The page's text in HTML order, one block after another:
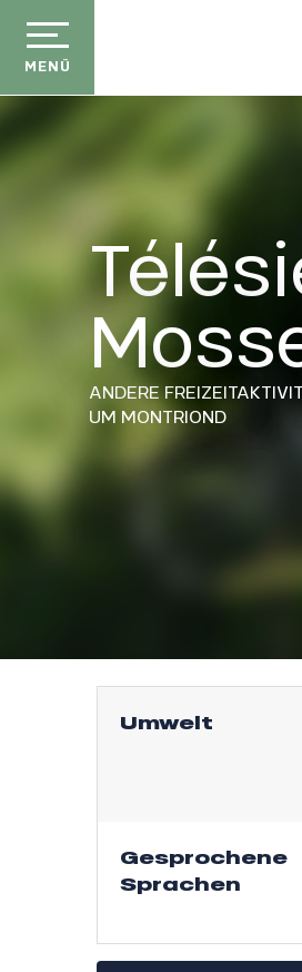
contenu
principal
MENÜ
ANDERE
UM MONTRIOND
Umwelt
Gesprochene
Sprachen